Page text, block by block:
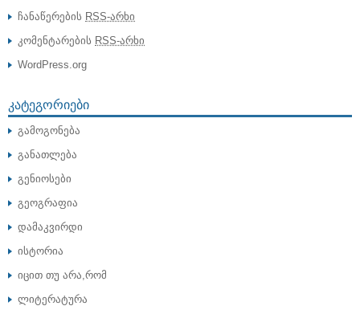
ჩანაწერების RSS-არხი
კომენტარების RSS-არხი
WordPress.org
ᲙᲐᲢᲔᲒᲝᲠᲘᲔᲑᲘ
გამოგონება
განათლება
გენიოსები
გეოგრაფია
დამაკვირდი
ისტორია
იცით თუ არა,რომ
ლიტერატურა